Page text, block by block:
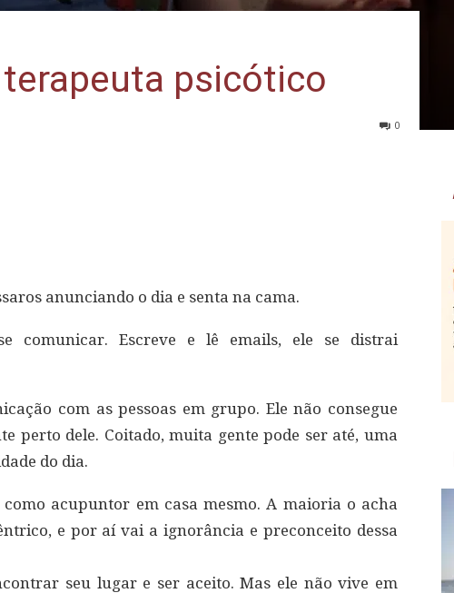
psicótico
0
anunciando o dia e senta na cama.
comunicar. Escreve e lê emails, ele se distrai
com as pessoas em grupo. Ele não consegue
perto dele. Coitado, muita gente pode ser até, uma
do dia.
acupuntor em casa mesmo. A maioria o acha
e por aí vai a ignorância e preconceito dessa
seu lugar e ser aceito. Mas ele não vive em